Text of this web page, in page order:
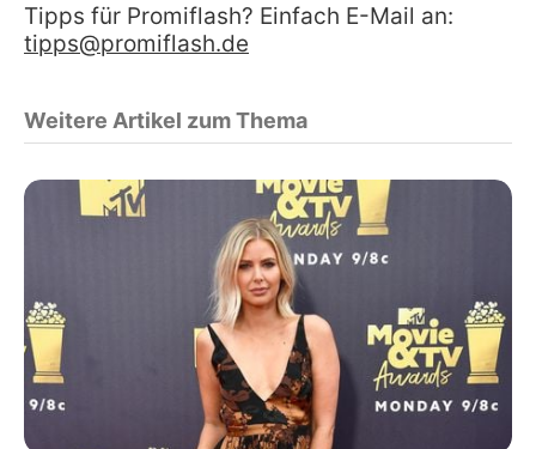
Tipps für Promiflash? Einfach E-Mail an:
tipps@promiflash.de
Weitere Artikel zum Thema